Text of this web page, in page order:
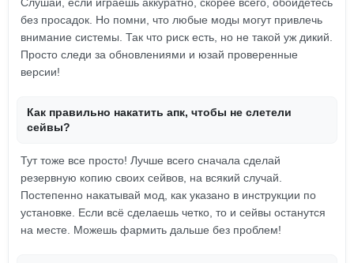
без просадок. Но помни, что любые моды могут привлечь
внимание системы. Так что риск есть, но не такой уж дикий.
Просто следи за обновлениями и юзай проверенные
версии!
Как правильно накатить апк, чтобы не слетели
сейвы?
Тут тоже все просто! Лучше всего сначала сделай
резервную копию своих сейвов, на всякий случай.
Постепенно накатывай мод, как указано в инструкции по
установке. Если всё сделаешь четко, то и сейвы останутся
на месте. Можешь фармить дальше без проблем!